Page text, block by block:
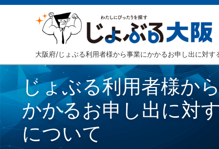
大阪府/じょぶる利用者様から事業にかかるお申し出に対す
じょぶる利用者様か
かかるお申し出に対
について